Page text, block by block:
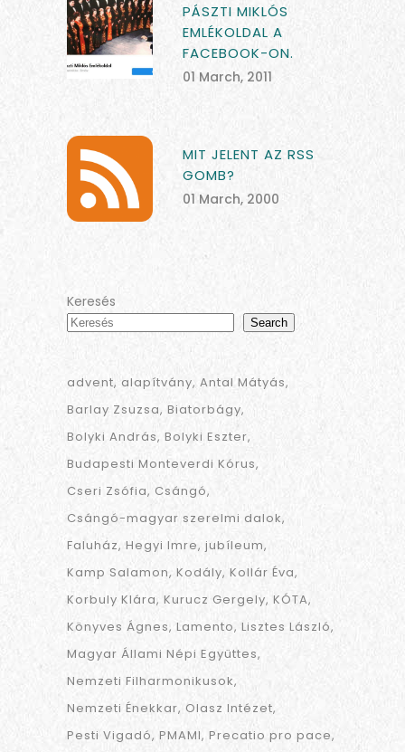
PÁSZTI MIKLÓS
EMLÉKOLDAL A
FACEBOOK-ON.
01 March, 2011
MIT JELENT AZ RSS
GOMB?
01 March, 2000
Keresés
Search
advent alapítvány Antal Mátyás
Barlay Zsuzsa Biatorbágy
Bolyki András Bolyki Eszter
Budapesti Monteverdi Kórus
Cseri Zsófia Csángó
Csángó-magyar szerelmi dalok
Faluház Hegyi Imre jubíleum
Kamp Salamon Kodály Kollár Éva
Korbuly Klára Kurucz Gergely KÓTA
Könyves Ágnes Lamento Lisztes László
Magyar Állami Népi Együttes
Nemzeti Filharmonikusok
Nemzeti Énekkar Olasz Intézet
Pesti Vigadó PMAMI Precatio pro pace